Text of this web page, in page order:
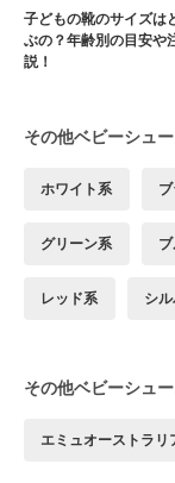
子どもの靴のサイズは
ぶの？年齢別の目安や
説！
その他ベビーシュ
ホワイト系
グリーン系
レッド系 シ
その他ベビーシュ
エミュオーストラリ